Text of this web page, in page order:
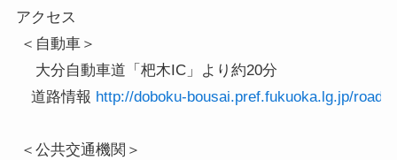
アクセス
＜自動車＞
大分自動車道「杷木IC」より約20分
道路情報 http://doboku-bousai.pref.fukuoka.lg.jp/road/
＜公共交通機関＞